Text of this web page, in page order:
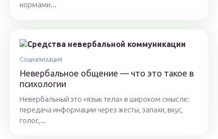
нормами...
Социализация
Невербальное общение — что это такое в
психологии
Невербальный это «язык тела» в широком смысле:
передача информации через жесты, запахи, вкус,
голос,...